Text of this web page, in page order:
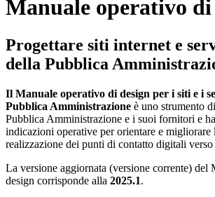
Manuale operativo di
Progettare siti internet e
della Pubblica
Il Manuale operativo di design per i siti e i
Pubblica Amministrazione è uno strumento
Pubblica Amministrazione e i suoi fornitori e
indicazioni operative per orientare e migliorare
realizzazione dei punti di contatto digitali verso
La versione aggiornata (versione corrente) del
design corrisponde alla 2025.1.